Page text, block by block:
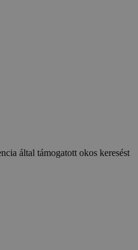
által támogatott okos keresést